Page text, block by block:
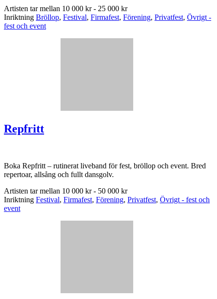
Artisten tar mellan 10 000 kr - 25 000 kr
Inriktning Bröllop, Festival, Firmafest, Förening, Privatfest, Övrigt -
fest och event
Repfritt
Boka Repfritt – rutinerat liveband för fest, bröllop och event. Bred
repertoar, allsång och fullt dansgolv.
Artisten tar mellan 10 000 kr - 50 000 kr
Inriktning Festival, Firmafest, Förening, Privatfest, Övrigt - fest och
event